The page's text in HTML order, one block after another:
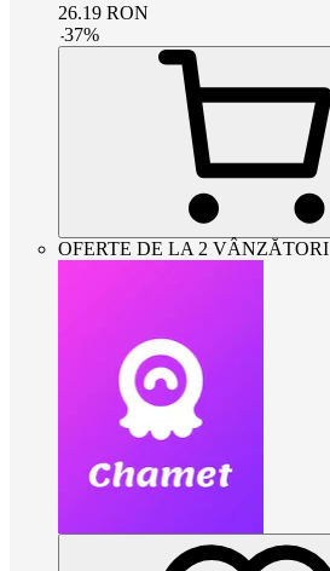
26.19 RON
-37%
OFERTE DE LA 2 VÂNZĂTORI